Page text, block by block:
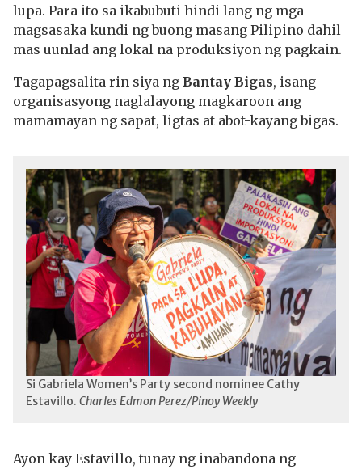
lupa. Para ito sa ikabubuti hindi lang ng mga
magsasaka kundi ng buong masang Pilipino dahil
mas uunlad ang lokal na produksiyon ng pagkain.
Tagapagsalita rin siya ng Bantay Bigas, isang
organisasyong naglalayong magkaroon ang
mamamayan ng sapat, ligtas at abot-kayang bigas.
Si Gabriela Women’s Party second nominee Cathy
Estavillo. Charles Edmon Perez/Pinoy Weekly
Ayon kay Estavillo, tunay ng inabandona ng